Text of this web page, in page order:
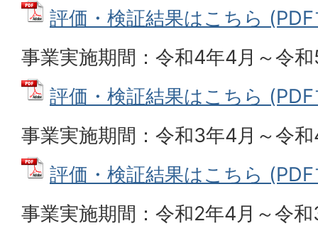
評価・検証結果はこちら
事業実施期間：令和4年4月～令
評価・検証結果はこちら
事業実施期間：令和3年4月～令
評価・検証結果はこちら
事業実施期間：令和2年4月～令